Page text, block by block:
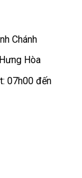
Chánh
Hòa
07h00 đến